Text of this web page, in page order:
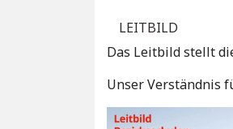
LEITBILD
Das Leitbild stellt
Unser Verständnis